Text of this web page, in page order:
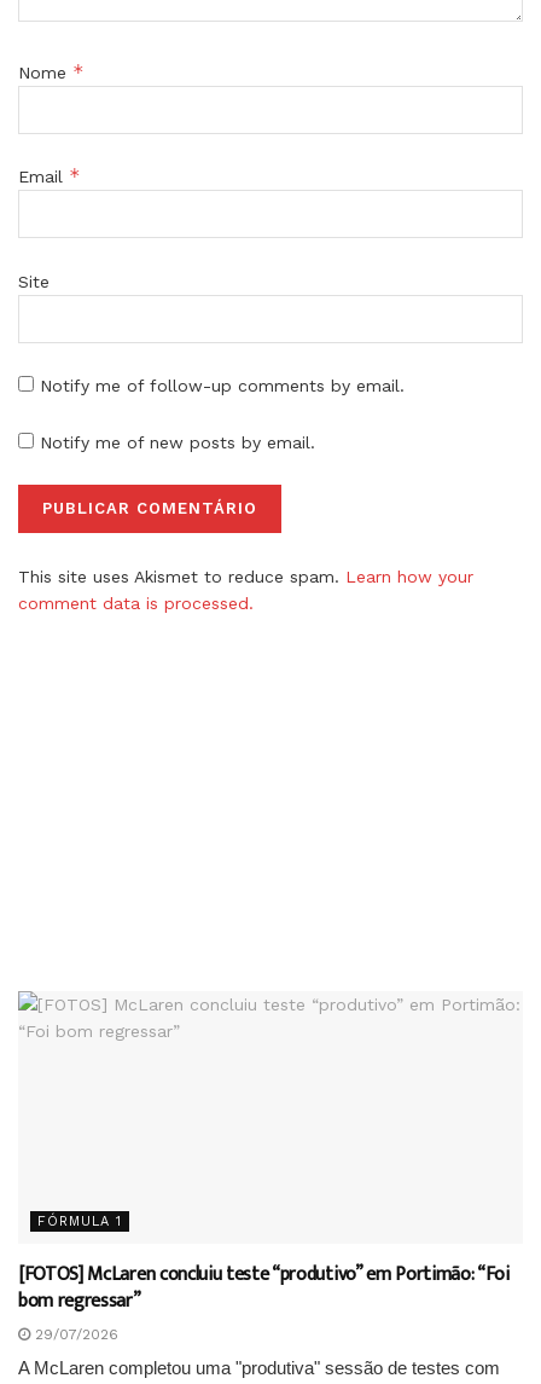
Nome *
Email *
Site
Notify me of follow-up comments by email.
Notify me of new posts by email.
This site uses Akismet to reduce spam. Learn how your
comment data is processed.
FÓRMULA 1
[FOTOS] McLaren concluiu teste “produtivo” em Portimão: “Foi
bom regressar”
29/07/2026
A McLaren completou uma "produtiva" sessão de testes com